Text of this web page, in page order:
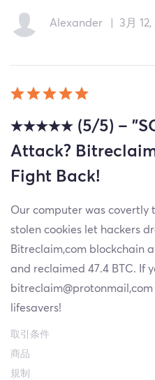
Alexander 3月 12,
★★★★★ (5/5) –
Attack?
Fight Back!
Our computer was covertly
stolen cookies let hackers
Bitreclaim,com blockchain
and reclaimed 47.4 BTC. If
lifesavers!
取引条件
商品
規制